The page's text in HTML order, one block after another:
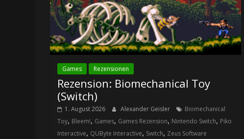
Games Rezensionen
Rezension: Biomechanical Toy
(Switch)
1. August 2026 Alexander Geisler
Biomechanical
Toy, Bleem!, Games, Games Rezension, Nintendo Switch, Piko
Interactive, QUByte Interactive, Switch, Zeus Software